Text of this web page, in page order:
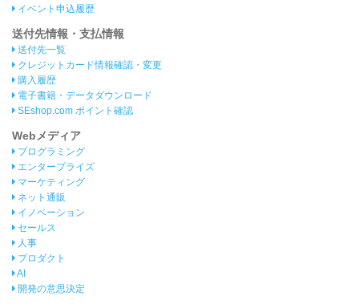
イベント申込履歴
送付先情報・支払情報
送付先一覧
クレジットカード情報確認・変更
購入履歴
電子書籍・データダウンロード
SEshop.com ポイント確認
Webメディア
プログラミング
エンタープライズ
マーケティング
ネット通販
イノベーション
セールス
人事
プロダクト
AI
開発の意思決定